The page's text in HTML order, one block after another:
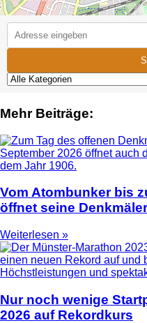
Mehr Beiträge:
Vom Atombunker bis
öffnet seine Denkmäler
Weiterlesen »
Nur noch wenige
2026 auf Rekordkurs